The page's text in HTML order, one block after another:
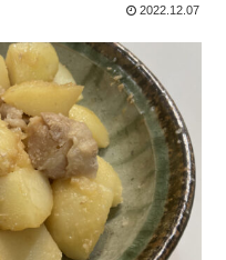
2022.12.07